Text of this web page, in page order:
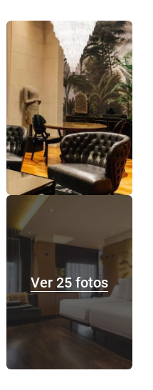
Ver 25 fotos
Ver 25 fotos